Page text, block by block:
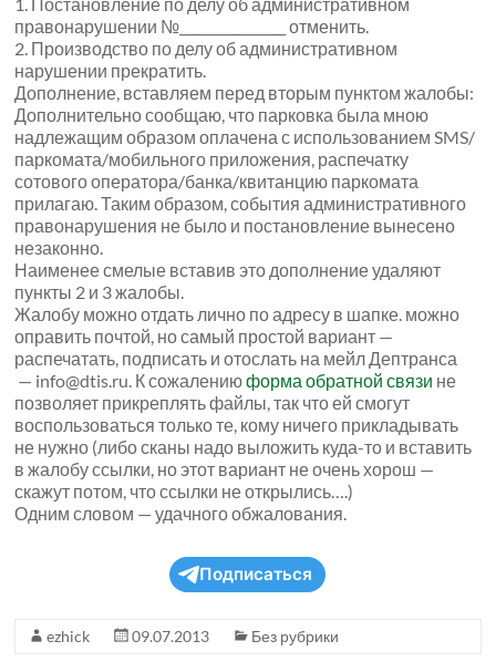
правонарушении №________________ отменить.
2. Производство по делу об административном
нарушении прекратить.
Дополнение, вставляем перед вторым пунктом жалобы:
Дополнительно сообщаю, что парковка была мною
надлежащим образом оплачена с использованием SMS/
паркомата/мобильного приложения, распечатку
сотового оператора/банка/квитанцию паркомата
прилагаю. Таким образом, события административного
правонарушения не было и постановление вынесено
незаконно.
Наименее смелые вставив это дополнение удаляют
пункты 2 и 3 жалобы.
Жалобу можно отдать лично по адресу в шапке. можно
оправить почтой, но самый простой вариант —
распечатать, подписать и отослать на мейл Дептранса
— info@dtis.ru. К сожалениюформа обратной связи не
позволяет прикреплять файлы, так что ей смогут
воспользоваться только те, кому ничего прикладывать
не нужно (либо сканы надо выложить куда-то и вставить
в жалобу ссылки, но этот вариант не очень хорош —
скажут потом, что ссылки не открылись….)
Одним словом — удачного обжалования.
Подписаться
ezhick 09.07.2013 Без рубрики